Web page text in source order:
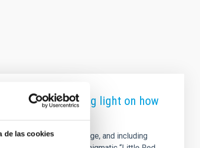
de las cookies
Red Dot,” shedding light on how
University of Cambridge, and including